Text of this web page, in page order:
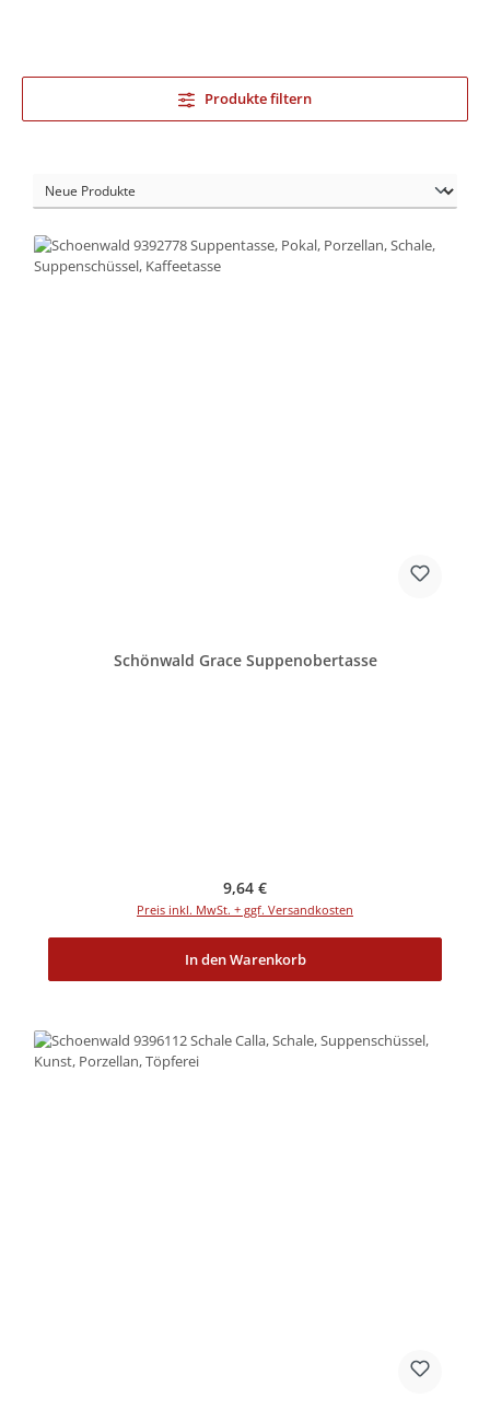
Produkte filtern
Schönwald Grace Suppenobertasse
Regulärer Preis:
9,64 €
Preis inkl. MwSt. + ggf. Versandkosten
In den Warenkorb